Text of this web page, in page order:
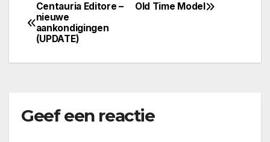
Bericht
navigatie
Old Time Model
Centauria Editore –
nieuwe
aankondigingen
(UPDATE)
Geef een reactie